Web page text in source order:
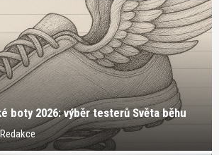
boty 2026: výběr testerů Světa běhu
Redakce